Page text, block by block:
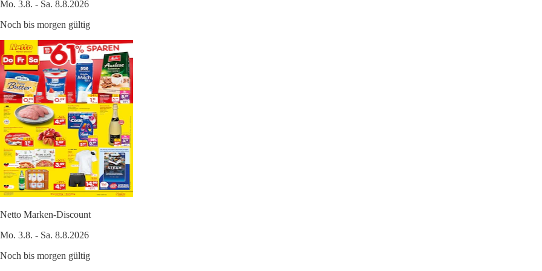
Mo. 3.8. - Sa. 8.8.2026
Noch bis morgen gültig
Netto Marken-Discount
Mo. 3.8. - Sa. 8.8.2026
Noch bis morgen gültig